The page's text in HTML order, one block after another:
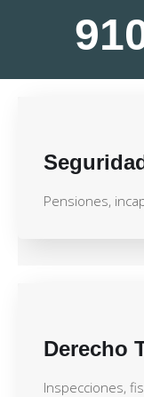
Pensiones,
Derecho
Inspecciones,